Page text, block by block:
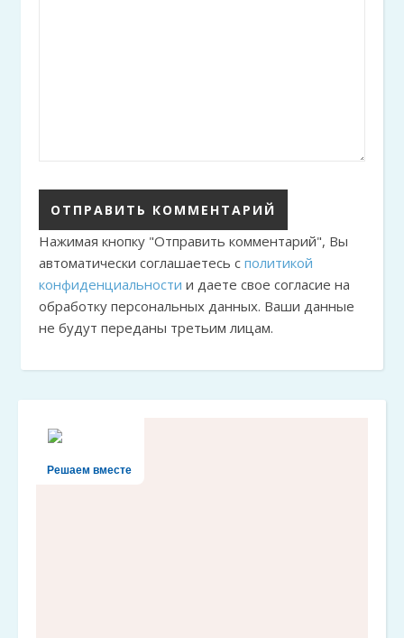
Нажимая кнопку "Отправить комментарий", Вы
автоматически соглашаетесь с политикой
конфиденциальности и даете свое согласие на
обработку персональных данных. Ваши данные
не будут переданы третьим лицам.
Решаем вместе